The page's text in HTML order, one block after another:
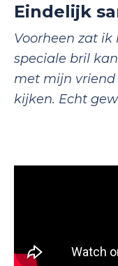
Eindelijk
Voorheen zat ik
speciale bril
met mijn
kijken. Echt